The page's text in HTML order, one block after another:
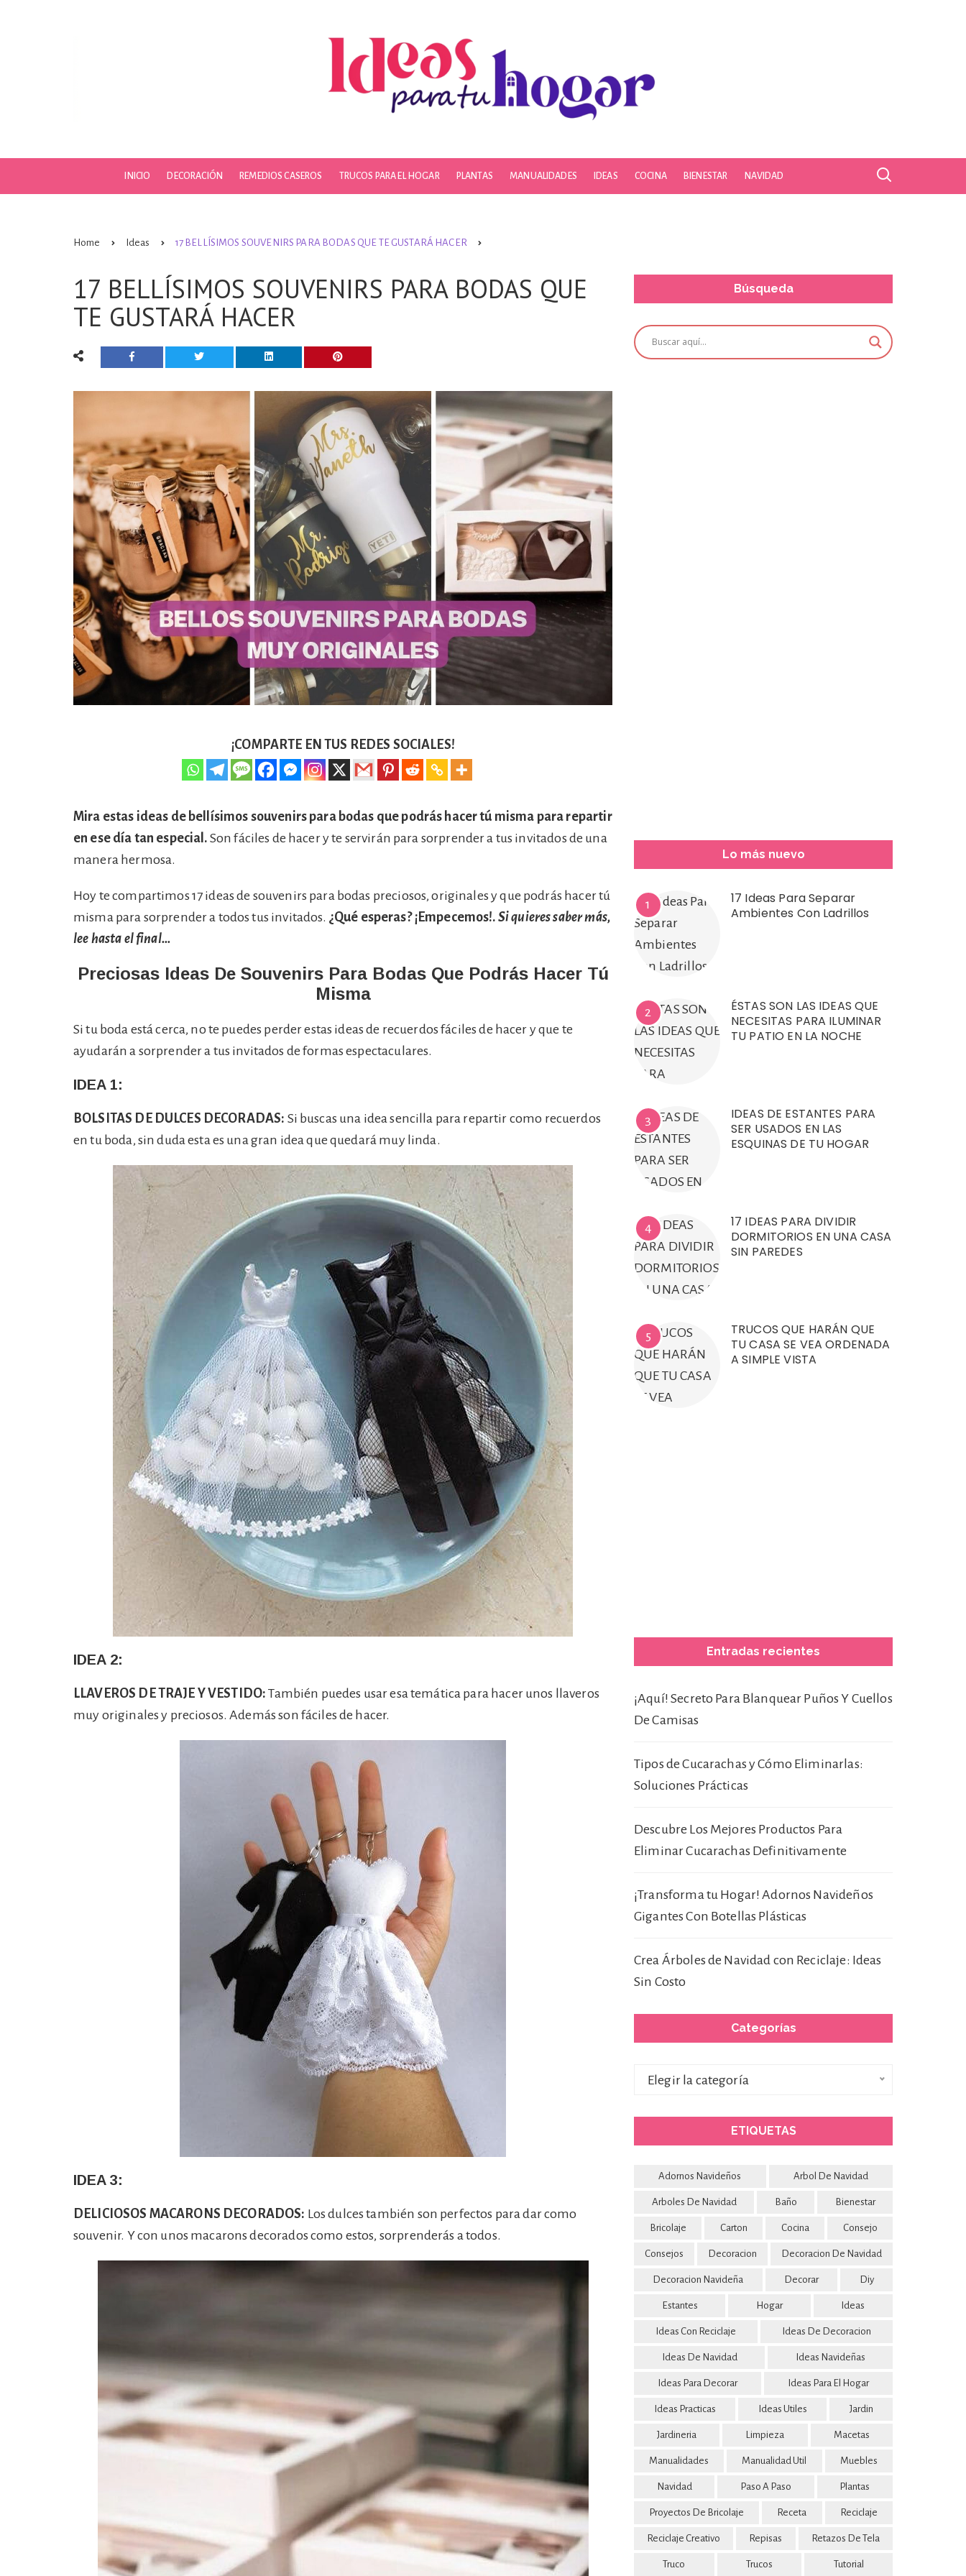
INICIO DECORACIÓN REMEDIOS CASEROS TRUCOS PARA EL HOGAR PLANTAS MANUALIDADES IDEAS COCINA BIENESTAR NAVIDAD
Home Ideas 17 BELLÍSIMOS SOUVENIRS PARA BODAS QUE TE GUSTARÁ HACER
17 BELLÍSIMOS SOUVENIRS PARA BODAS QUE
TE GUSTARÁ HACER
¡COMPARTE EN TUS REDES SOCIALES!
Mira estas ideas de bellísimos souvenirs para bodas que podrás hacer tú misma para repartir
en ese día tan especial. Son fáciles de hacer y te servirán para sorprender a tus invitados de una
manera hermosa.
Hoy te compartimos 17 ideas de souvenirs para bodas preciosos, originales y que podrás hacer tú
misma para sorprender a todos tus invitados. ¿Qué esperas? ¡Empecemos!. Si quieres saber más,
lee hasta el final…
Preciosas Ideas De Souvenirs Para Bodas Que Podrás Hacer Tú
Misma
Si tu boda está cerca, no te puedes perder estas ideas de recuerdos fáciles de hacer y que te
ayudarán a sorprender a tus invitados de formas espectaculares.
IDEA 1:
BOLSITAS DE DULCES DECORADAS: Si buscas una idea sencilla para repartir como recuerdos
en tu boda, sin duda esta es una gran idea que quedará muy linda.
IDEA 2:
LLAVEROS DE TRAJE Y VESTIDO:También puedes usar esa temática para hacer unos llaveros
muy originales y preciosos. Además son fáciles de hacer.
IDEA 3:
DELICIOSOS MACARONS DECORADOS: Los dulces también son perfectos para dar como
souvenir. Y con unos macarons decorados como estos, sorprenderás a todos.
Búsqueda
Lo más nuevo
1
17 Ideas Para Separar
Ambientes Con Ladrillos
2
ÉSTAS SON LAS IDEAS QUE
NECESITAS PARA ILUMINAR
TU PATIO EN LA NOCHE
3
IDEAS DE ESTANTES PARA
SER USADOS EN LAS
ESQUINAS DE TU HOGAR
4
17 IDEAS PARA DIVIDIR
DORMITORIOS EN UNA CASA
SIN PAREDES
5
TRUCOS QUE HARÁN QUE
TU CASA SE VEA ORDENADA
A SIMPLE VISTA
Entradas recientes
¡Aquí! Secreto Para Blanquear Puños Y Cuellos
De Camisas
Tipos de Cucarachas y Cómo Eliminarlas:
Soluciones Prácticas
Descubre Los Mejores Productos Para
Eliminar Cucarachas Definitivamente
¡Transforma tu Hogar! Adornos Navideños
Gigantes Con Botellas Plásticas
Crea Árboles de Navidad con Reciclaje: Ideas
Sin Costo
Categorías
Categorías
Elegir la categoría
ETIQUETAS
Adornos Navideños Arbol De Navidad
Arboles De Navidad Baño Bienestar
Bricolaje Carton Cocina Consejo
Consejos Decoracion Decoracion De Navidad
Decoracion Navideña Decorar Diy
Estantes Hogar Ideas
Ideas Con Reciclaje Ideas De Decoracion
Ideas De Navidad Ideas Navideñas
Ideas Para Decorar Ideas Para El Hogar
Ideas Practicas Ideas Utiles Jardin
Jardineria Limpieza Macetas
Manualidades Manualidad Util Muebles
Navidad Paso A Paso Plantas
Proyectos De Bricolaje Receta Reciclaje
Reciclaje Creativo Repisas Retazos De Tela
Truco Trucos Tutorial